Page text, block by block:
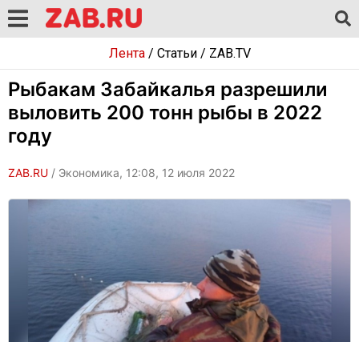
Лента/ Статьи/ ZAB.TV
Рыбакам Забайкалья разрешили
выловить 200 тонн рыбы в 2022
году
ZAB.RU / Экономика, 12:08, 12 июля 2022